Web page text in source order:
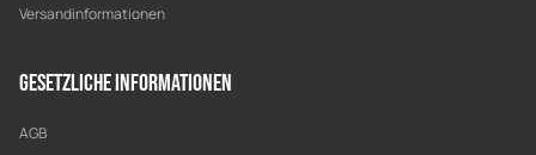
Versandinformationen
Gesetzliche Informationen
AGB